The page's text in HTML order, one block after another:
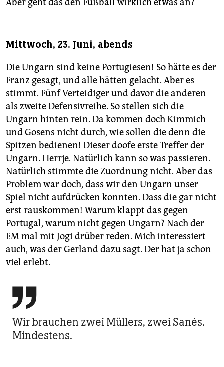
Mittwoch, 23. Juni, abends
Die Ungarn sind keine Portugiesen! So hätte es der
Franz gesagt, und alle hätten gelacht. Aber es
stimmt. Fünf Verteidiger und davor die anderen
als zweite Defensivreihe. So stellen sich die
Ungarn hinten rein. Da kommen doch Kimmich
und Gosens nicht durch, wie sollen die denn die
Spitzen bedienen! Dieser doofe erste Treffer der
Ungarn. Herrje. Natürlich kann so was passieren.
Natürlich stimmte die Zuordnung nicht. Aber das
Problem war doch, dass wir den Ungarn unser
Spiel nicht aufdrücken konnten. Dass die gar nicht
erst rauskommen! Warum klappt das gegen
Portugal, warum nicht gegen Ungarn? Nach der
EM mal mit Jogi drüber reden. Mich interessiert
auch, was der Gerland dazu sagt. Der hat ja schon
viel erlebt.

Wir brauchen zwei Müllers, zwei Sanés.
Mindestens.